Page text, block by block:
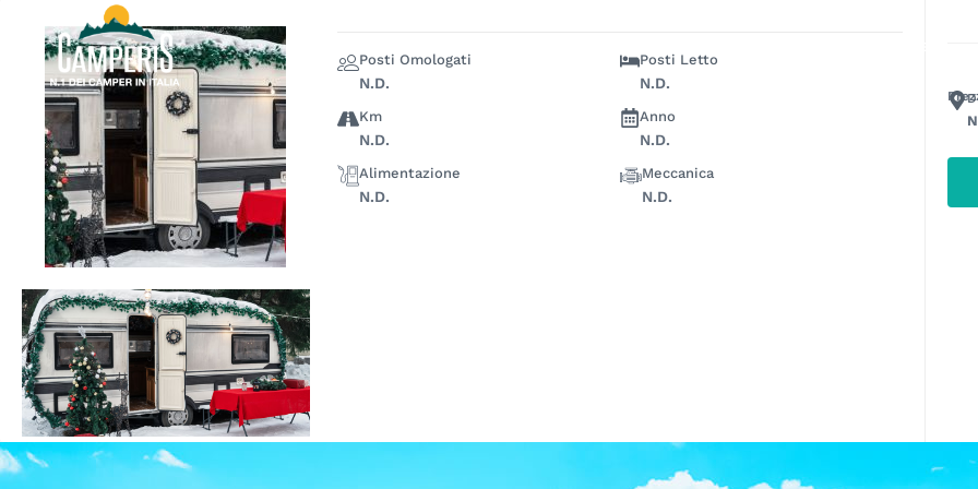
content
Posti Omologati
N.D.
Posti Letto
N.D.
Km
N.D.
Anno
N.D.
Alimentazione
N.D.
Meccanica
N.D.
Noleggiare
un